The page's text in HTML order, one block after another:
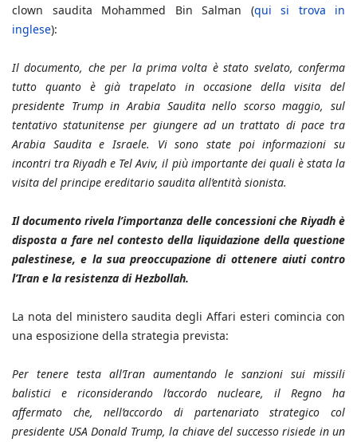
clown saudita Mohammed Bin Salman (qui si trova in
inglese):
Il documento, che per la prima volta è stato svelato, conferma
tutto quanto è già trapelato in occasione della visita del
presidente Trump in Arabia Saudita nello scorso maggio, sul
tentativo statunitense per giungere ad un trattato di pace tra
Arabia Saudita e Israele. Vi sono state poi informazioni su
incontri tra Riyadh e Tel Aviv, il più importante dei quali è stata la
visita del principe ereditario saudita all’entità sionista.
Il documento rivela l’importanza delle concessioni che Riyadh è
disposta a fare nel contesto della liquidazione della questione
palestinese, e la sua preoccupazione di ottenere aiuti contro
l’Iran e la resistenza di Hezbollah.
La nota del ministero saudita degli Affari esteri comincia con
una esposizione della strategia prevista:
Per tenere testa all’Iran aumentando le sanzioni sui missili
balistici e riconsiderando l’accordo nucleare, il Regno ha
affermato che, nell’accordo di partenariato strategico col
presidente USA Donald Trump, la chiave del successo risiede in un